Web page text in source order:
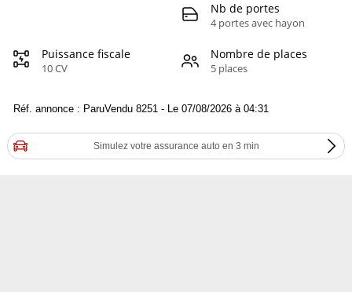
Nb de portes
4 portes avec hayon
Puissance fiscale
10 CV
Nombre de places
5 places
Réf. annonce : ParuVendu 8251 - Le 07/08/2026 à 04:31
Simulez votre assurance auto en 3 min